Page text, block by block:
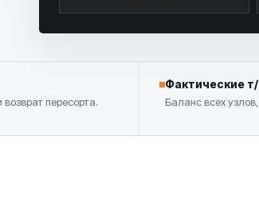
пересорта.
Фактические
Баланс всех